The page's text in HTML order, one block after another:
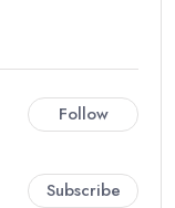
Follow
Subscribe